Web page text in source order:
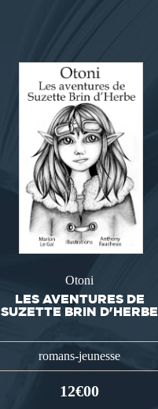
Otoni
LES AVENTURES DE
SUZETTE BRIN D'HERBE
romans-jeunesse
12€00